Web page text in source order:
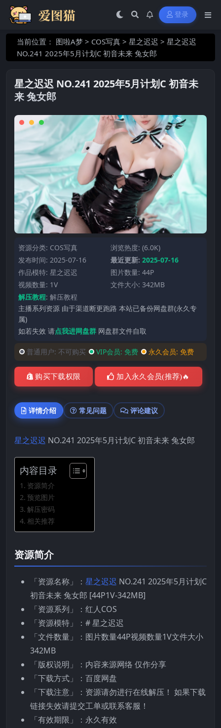
登录
当前位置： 图啦A梦 > COS写真 > 星之迟迟 > 星之迟迟
NO.241 2025年5月计划C 初音未来 兔女郎
星之迟迟 NO.241 2025年5月计划C 初音未
来 兔女郎
资源分类: COS写真
浏览热度: (6.0K)
发布时间: 2025-07-16
最近更新: 2025-07-16
作品模特: 星之迟迟
图片数量: 44P
视频数量: 1V
文件大小: 342MB
解压教程: 解压教程
主播系列资源 由于渠道断更跑路 本站已备份网盘群(永久专
属)
如若失效 请点我进网盘群 网盘群文件自取
普通用户: 不可购买 VIP会员: 免费 永久会员: 免费
购买下载权限 加入永久会员(推荐)🔥
详情介绍 常见问题 评论建议
星之迟迟 NO.241 2025年5月计划C 初音未来 兔女郎
内容目录
资源简介
预览图片
解压密码
相关推荐
资源简介
「资源名称」： 星之迟迟 NO.241 2025年5月计划C
初音未来 兔女郎 [44P1V-342MB]
「资源系列」：红人COS
「资源模特」：# 星之迟迟
「文件数量」：图片数量44P视频数量1V文件大小
342MB
「版权说明」：内容来源网络 仅作分享
「下载方式」：百度网盘
「下载注意」：资源请勿进行在线解压！ 如果下载
链接失效请提交工单或联系客服！
「有效期限」：永久有效